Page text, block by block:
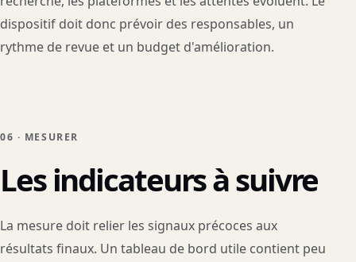
dispositif doit donc prévoir des responsables, un
rythme de revue et un budget d'amélioration.
06 · MESURER
Les indicateurs à suivre
La mesure doit relier les signaux précoces aux
résultats finaux. Un tableau de bord utile contient peu